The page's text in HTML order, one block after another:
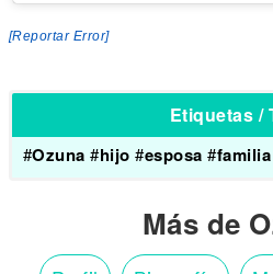
[Reportar Error]
Etiquetas /
#Ozuna #hijo #esposa #familia
Más de